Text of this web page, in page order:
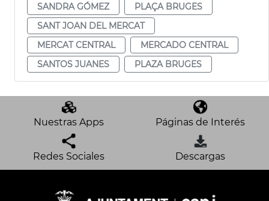
SANDRA GÓMEZ
PLAÇA BRUGES
SANT JOAN DEL MERCAT
MERCAT CENTRAL
MERCADO CENTRAL
SANTOS JUANES
PLAZA BRUGES
Nuestras Apps Páginas de Interés
Redes Sociales Descargas